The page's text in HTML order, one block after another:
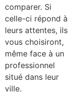
comparer. Si
celle-ci répond à
leurs attentes, ils
vous choisiront,
même face à un
professionnel
situé dans leur
ville.